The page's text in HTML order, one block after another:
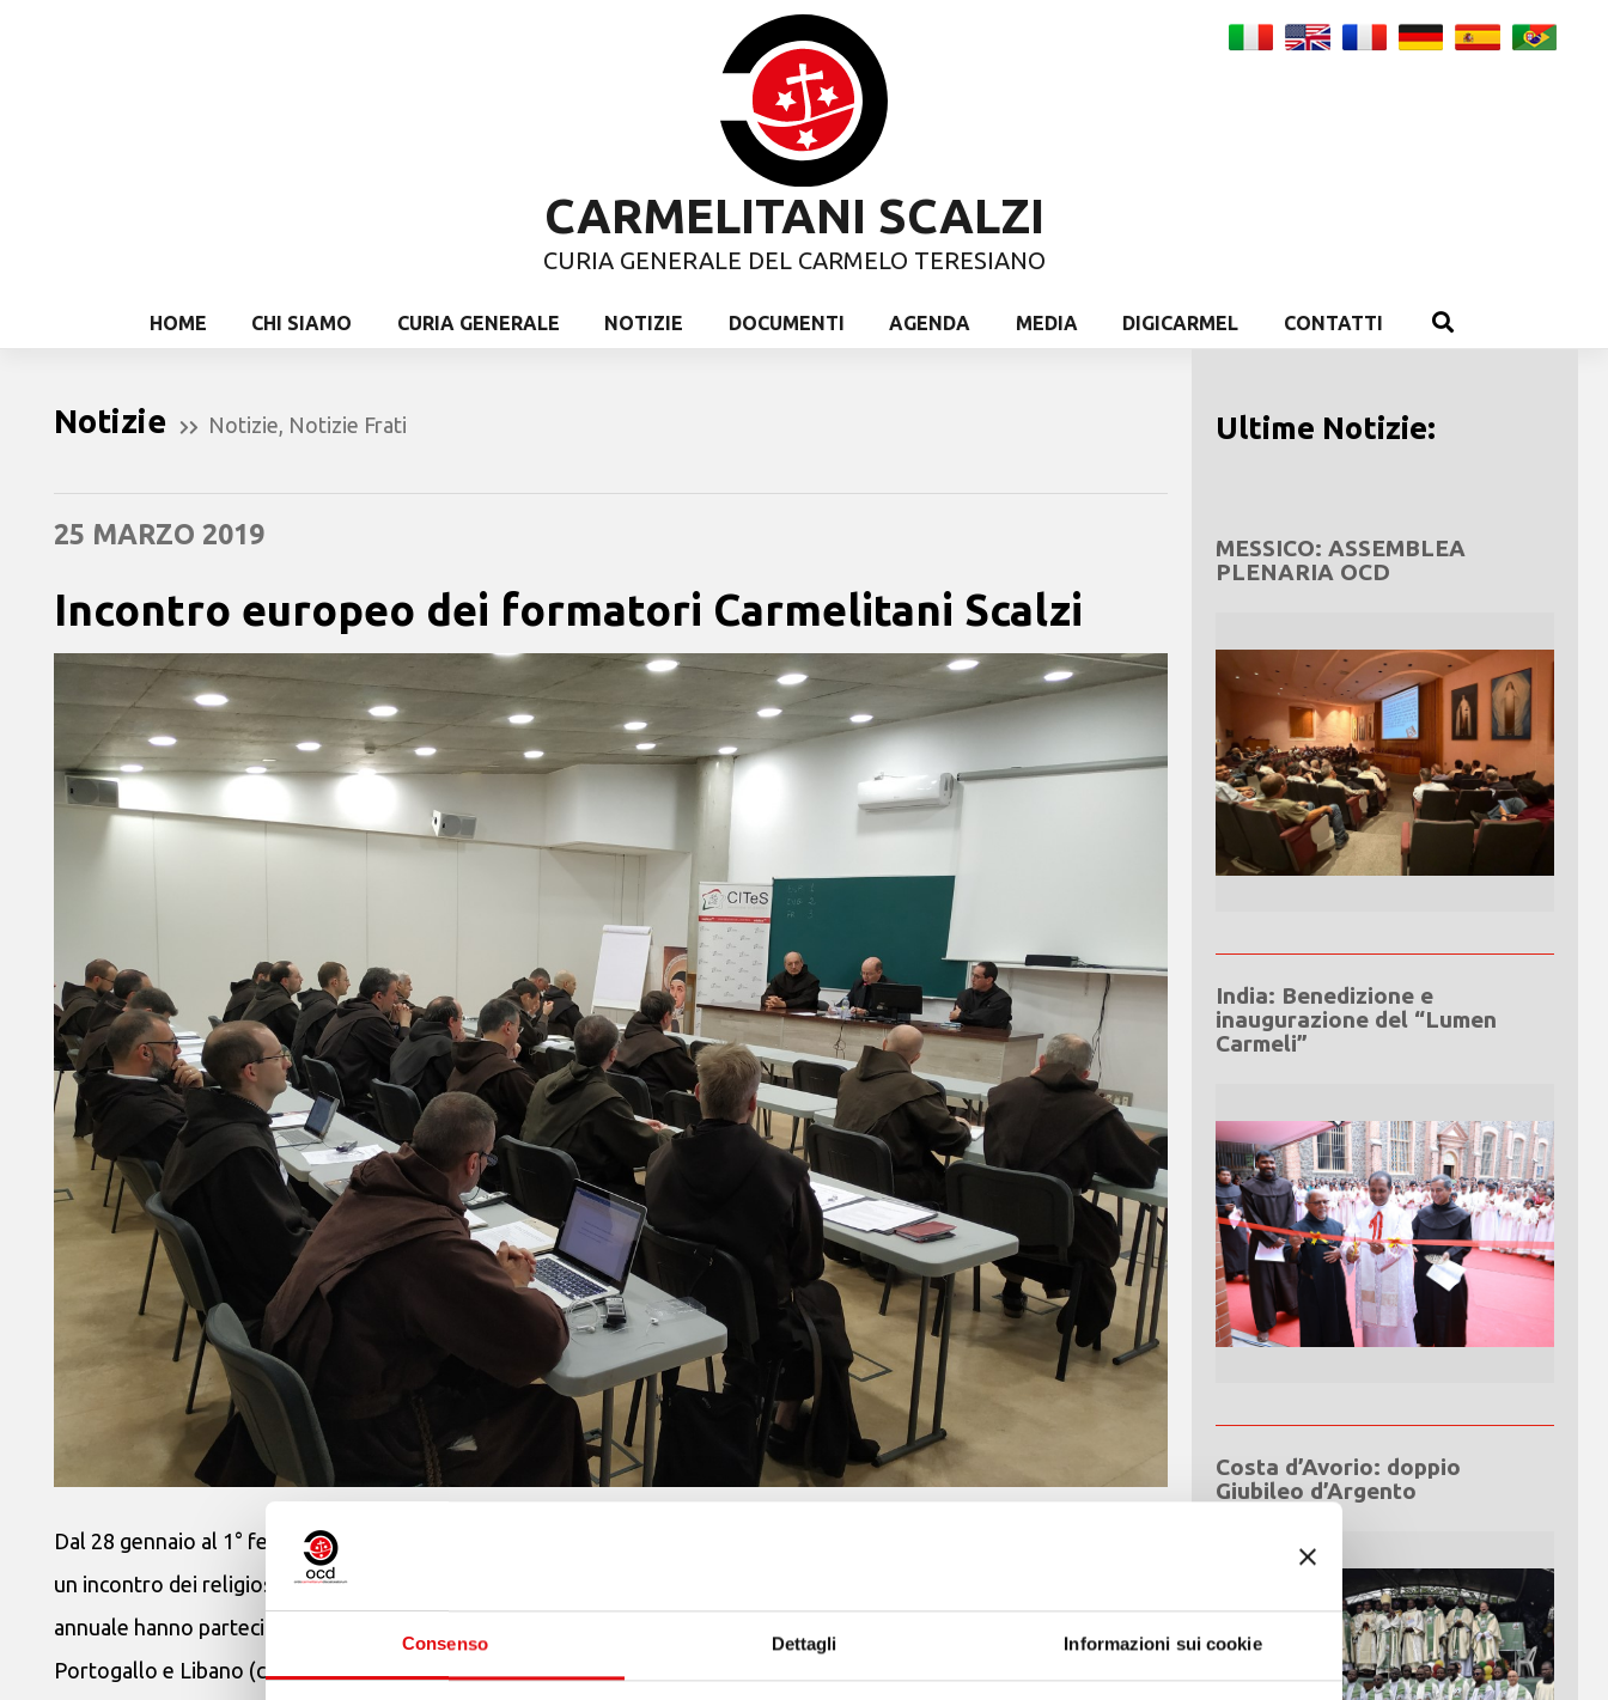
Consenso Dettagli Informazioni sui cookie
CARMELITANI SCALZI
CURIA GENERALE DEL CARMELO TERESIANO
HOME CHI SIAMO CURIA GENERALE NOTIZIE DOCUMENTI AGENDA MEDIA DIGICARMEL CONTATTI
Notizie Notizie Notizie Frati
25 MARZO 2019
Incontro europeo dei formatori Carmelitani Scalzi
Dal 28 gennaio al 1° febbraio, l’Ordine dei Carmelitani Scalzi in Europa ha organizzato presso l’Università della Mistica
un incontro dei religiosi che, nell’ambito dell’Ordine, sono impegnati nel processo di formazione. A quest’incontro
annuale hanno partecipato 14 Province, distribuite in 9 nazioni: Belgio, Croazia, Spagna, Francia, Italia, Malta, Polonia,
Portogallo e Libano (che viene annoverato tra le Province europee). Trentadue formatori si sono riuniti per
Ultime Notizie:
MESSICO: ASSEMBLEA
PLENARIA OCD
India: Benedizione e
inaugurazione del “Lumen
Carmeli”
Costa d’Avorio: doppio
Giubileo d’Argento